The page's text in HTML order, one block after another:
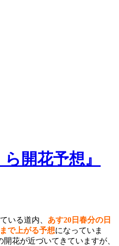
開花予想』
いる道内、 あす20日春分の日
で上がる予想になっていま
花が近づいてきていますが、